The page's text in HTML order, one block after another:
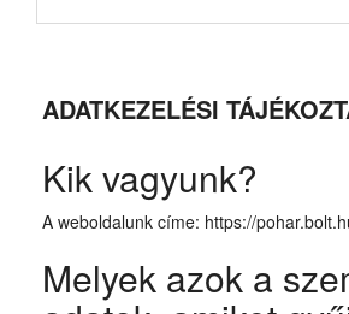
ADATKEZELÉSI
Kik vagyunk?
A weboldalunk címe: https://
Melyek azok a